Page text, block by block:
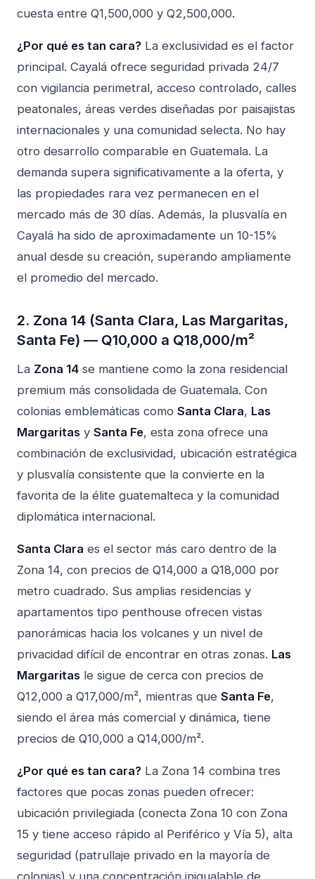
cuesta entre Q1,500,000 y Q2,500,000.
¿Por qué es tan cara? La exclusividad es el factor
principal. Cayalá ofrece seguridad privada 24/7
con vigilancia perimetral, acceso controlado, calles
peatonales, áreas verdes diseñadas por paisajistas
internacionales y una comunidad selecta. No hay
otro desarrollo comparable en Guatemala. La
demanda supera significativamente a la oferta, y
las propiedades rara vez permanecen en el
mercado más de 30 días. Además, la plusvalía en
Cayalá ha sido de aproximadamente un 10-15%
anual desde su creación, superando ampliamente
el promedio del mercado.
2. Zona 14 (Santa Clara, Las Margaritas,
Santa Fe) — Q10,000 a Q18,000/m²
La Zona 14 se mantiene como la zona residencial
premium más consolidada de Guatemala. Con
colonias emblemáticas como Santa Clara, Las
Margaritas y Santa Fe, esta zona ofrece una
combinación de exclusividad, ubicación estratégica
y plusvalía consistente que la convierte en la
favorita de la élite guatemalteca y la comunidad
diplomática internacional.
Santa Clara es el sector más caro dentro de la
Zona 14, con precios de Q14,000 a Q18,000 por
metro cuadrado. Sus amplias residencias y
apartamentos tipo penthouse ofrecen vistas
panorámicas hacia los volcanes y un nivel de
privacidad difícil de encontrar en otras zonas. Las
Margaritas le sigue de cerca con precios de
Q12,000 a Q17,000/m², mientras que Santa Fe,
siendo el área más comercial y dinámica, tiene
precios de Q10,000 a Q14,000/m².
¿Por qué es tan cara? La Zona 14 combina tres
factores que pocas zonas pueden ofrecer:
ubicación privilegiada (conecta Zona 10 con Zona
15 y tiene acceso rápido al Periférico y Vía 5), alta
seguridad (patrullaje privado en la mayoría de
colonias) y una concentración inigualable de